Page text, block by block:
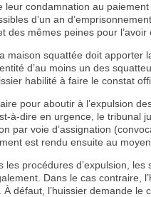
leur condamnation au
d’un an
des mêmes peines pour l’avoir
maison squattée doit apporter
d’au moins un des
habilité à faire le constat
pour aboutir à l’expulsion
à-dire en urgence, le tribunal
par voie d’assignation
est rendu ensuite au
les procédures d’expulsion,
Dans le cas contraire,
À défaut, l’huissier demande